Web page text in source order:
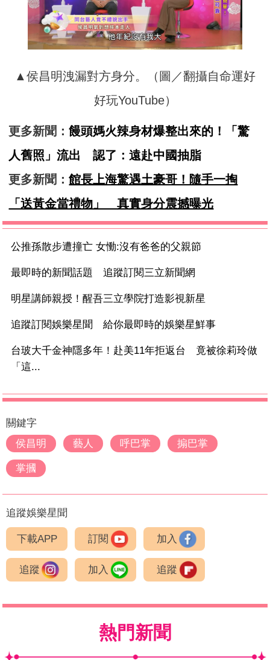
▲侯昌明洩漏對方身分。（圖／翻攝自命運好
好玩YouTube）
更多新聞：饅頭媽火辣身材爆整出來的！「驚
人舊照」流出 認了：遠赴中國抽脂
更多新聞：館長上海驚遇土豪哥！隨手一掏
「送黃金當禮物」 真實身分震撼曝光
公推孫散步遭撞亡 女慟:沒有爸爸的父親節
最即時的新聞話題 追蹤訂閱三立新聞網
明星講師親授！醒吾三立學院打造影視新星
追蹤訂閱娛樂星聞 給你最即時的娛樂星鮮事
台玻大千金神隱多年！赴美11年拒返台 竟被徐莉玲做
「這...
關鍵字
侯昌明
藝人 呼巴掌 搧巴掌
掌摑
追蹤娛樂星聞
下載APP 訂閱 加入
追蹤 加入 追蹤
熱門新聞